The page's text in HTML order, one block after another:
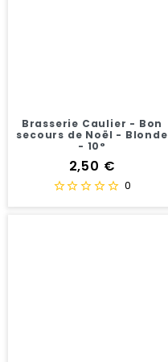
Brasserie Caulier - Bon
secours de Noël - Blonde
- 10°
Prix
2,50 €
0